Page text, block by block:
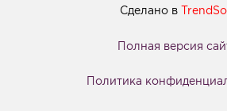
Сделано в
Полная версия
Политика